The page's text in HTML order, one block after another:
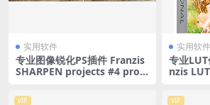
实用软件
专业图像锐化PS插件 Franzis
SHARPEN projects #4 profe
实用软件
专业
nzis
VIP VIP